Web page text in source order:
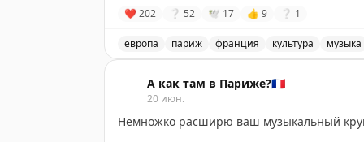
диаметру печеньем савоярди.
• В Бельгии популярный напитокlait russe
количеством молока.#русскиевпариже
густонаселённом городе нет смысла
давки из желающих. Самый идеальный
выйти на улицу в хорошем настроении и
Многие мероприятия есть
❤ 202 ❔ 52 🕊 17 👍 9 ❔ 1
европа париж франция культура музыка
А как там в Париже?🇫🇷
20 июн.
Немножко расширю ваш музыкальный